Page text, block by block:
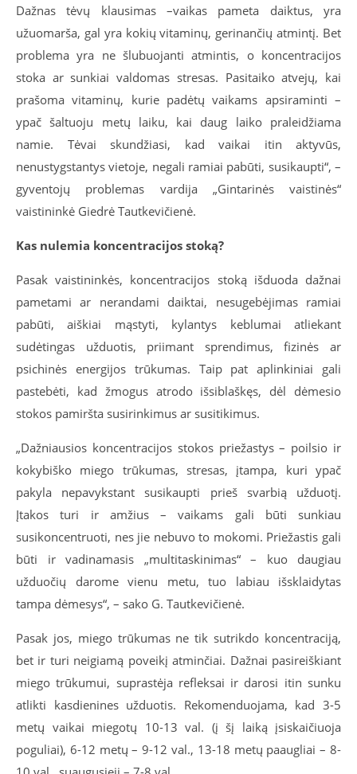
Dažnas tėvų klausimas –vaikas pameta daiktus, yra
užuomarša, gal yra kokių vitaminų, gerinančių atmintį. Bet
problema yra ne šlubuojanti atmintis, o koncentracijos
stoka ar sunkiai valdomas stresas. Pasitaiko atvejų, kai
prašoma vitaminų, kurie padėtų vaikams apsiraminti –
ypač šaltuoju metų laiku, kai daug laiko praleidžiama
namie. Tėvai skundžiasi, kad vaikai itin aktyvūs,
nenustygstantys vietoje, negali ramiai pabūti, susikaupti“, –
gyventojų problemas vardija „Gintarinės vaistinės“
vaistininkė Giedrė Tautkevičienė.
Kas nulemia koncentracijos stoką?
Pasak vaistininkės, koncentracijos stoką išduoda dažnai
pametami ar nerandami daiktai, nesugebėjimas ramiai
pabūti, aiškiai mąstyti, kylantys keblumai atliekant
sudėtingas užduotis, priimant sprendimus, fizinės ar
psichinės energijos trūkumas. Taip pat aplinkiniai gali
pastebėti, kad žmogus atrodo išsiblaškęs, dėl dėmesio
stokos pamiršta susirinkimus ar susitikimus.
„Dažniausios koncentracijos stokos priežastys – poilsio ir
kokybiško miego trūkumas, stresas, įtampa, kuri ypač
pakyla nepavykstant susikaupti prieš svarbią užduotį.
Įtakos turi ir amžius – vaikams gali būti sunkiau
susikoncentruoti, nes jie nebuvo to mokomi. Priežastis gali
būti ir vadinamasis „multitaskinimas“ – kuo daugiau
užduočių darome vienu metu, tuo labiau išsklaidytas
tampa dėmesys“, – sako G. Tautkevičienė.
Pasak jos, miego trūkumas ne tik sutrikdo koncentraciją,
bet ir turi neigiamą poveikį atminčiai. Dažnai pasireiškiant
miego trūkumui, suprastėja refleksai ir darosi itin sunku
atlikti kasdienines užduotis. Rekomenduojama, kad 3-5
metų vaikai miegotų 10-13 val. (į šį laiką įsiskaičiuoja
poguliai), 6-12 metų – 9-12 val., 13-18 metų paaugliai – 8-